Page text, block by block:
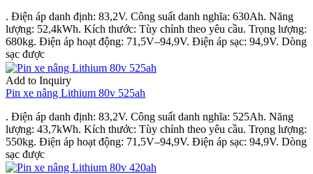
. Điện áp danh định: 83,2V. Công suất danh nghĩa: 630Ah. Năng
lượng: 52,4kWh. Kích thước: Tùy chỉnh theo yêu cầu. Trọng lượng:
680kg. Điện áp hoạt động: 71,5V–94,9V. Điện áp sạc: 94,9V. Dòng
sạc được
Add to Inquiry
Pin xe nâng Lithium 80v 525ah
. Điện áp danh định: 83,2V. Công suất danh nghĩa: 525Ah. Năng
lượng: 43,7kWh. Kích thước: Tùy chỉnh theo yêu cầu. Trọng lượng:
550kg. Điện áp hoạt động: 71,5V–94,9V. Điện áp sạc: 94,9V. Dòng
sạc được